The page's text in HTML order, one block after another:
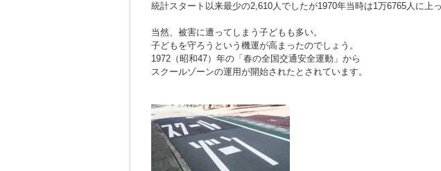
統計スタート以来最少の2,610人でしたが1970年当時は1万6765人に上っ
当然、被害に遭ってしまう子どもも多い。
子どもを守ろうという機運が高まったのでしょう。
1972（昭和47）年の「春の全国交通安全運動」から
スクールゾーンの運用が開始されたとされています。